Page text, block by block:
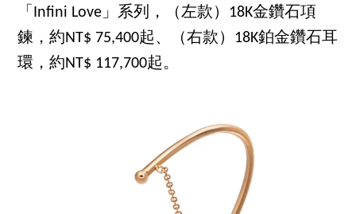
「Infini Love」系列，（左款）18K金鑽石項
鍊，約NT$ 75,400起、（右款）18K鉑金鑽石耳
環，約NT$ 117,700起。